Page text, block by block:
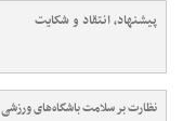
پیشنهاد، انتقاد و شکایت
نظارت بر سلامت باشگاه‌های ورزشی